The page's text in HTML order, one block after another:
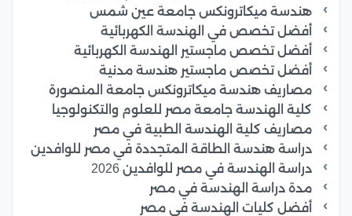
هندسة ميكاترونكس جامعة عين شمس
أفضل تخصص في الهندسة الكهربائية
أفضل تخصص ماجستير الهندسة الكهربائية
أفضل تخصص ماجستير هندسة مدنية
مصاريف هندسة ميكاترونكس جامعة المنصورة
كلية الهندسة جامعة مصر للعلوم والتكنولوجيا
مصاريف كلية الهندسة الطبية في مصر
دراسة هندسة الطاقة المتجددة في مصر للوافدين
دراسة الهندسة في مصر للوافدين 2026
مدة دراسة الهندسة في مصر
أفضل كليات الهندسة في مصر